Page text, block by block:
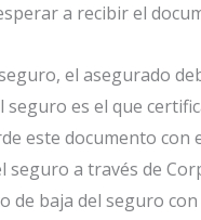
a recibir el
el asegurado
es el que
este documento con
a través de
baja del seguro